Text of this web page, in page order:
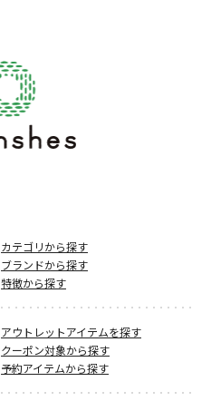
カテゴリから探す
ブランドから探す
特徴から探す
アウトレットアイテムを探す
クーポン対象から探す
予約アイテムから探す